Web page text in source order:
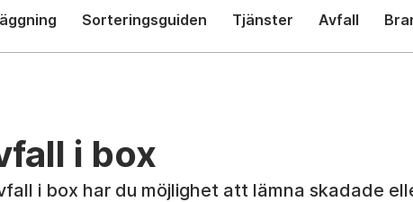
Sorteringsguiden Tjänster Avfall
i box
i box har du möjlighet att lämna skadade